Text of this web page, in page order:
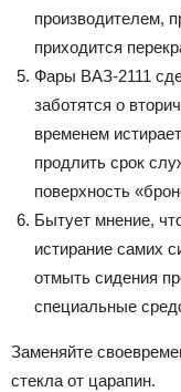
производителем,
приходится
Фары ВАЗ-2111
заботятся о
временем
продлить срок
поверхность
Бытует мнение,
истирание самих
отмыть сидения
специальные
Заменяйте
стекла от царапин.